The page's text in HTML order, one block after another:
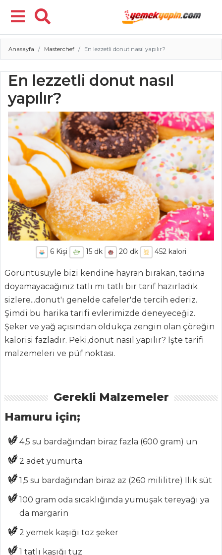
Menü
BLOG
Medya
Aktüel
Haber
ŞEFİN TARİFLERİ
Anasayfa Masterchef En lezzetli donut nasıl yapılır?
En lezzetli donut nasıl
yapılır?
6Kişi 15 dk 20 dk 452 kalori
Görüntüsüyle bizi kendine hayran bırakan, tadına
doyamayacağınız tatlı mı tatlı bir tarif hazırladık
sizlere...donut'ı genelde cafeler'de tercih ederiz.
Şimdi bu harika tarifi evlerimizde deneyeceğiz.
Şeker ve yağ açısından oldukça zengin olan çöreğin
kalorisi fazladır. Peki,donut nasıl yapılır? İşte tarifi
malzemeleri ve püf noktası.
Gerekli Malzemeler
Hamuru için;
4,5 su bardağından biraz fazla (600 gram) un
2 adet yumurta
1,5 su bardağından biraz az (260 mililitre) Ilık süt
100 gram oda sıcaklığında yumuşak tereyağı ya
da margarin
2 yemek kaşığı toz şeker
1 tatlı kaşığı tuz